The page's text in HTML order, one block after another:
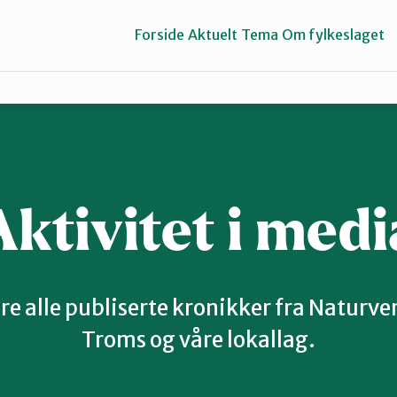
Tromsø og omegn
Forside Aktuelt Tema Om fylkeslaget
i
alle publiserte kronikker fra
Troms og våre lokallag.